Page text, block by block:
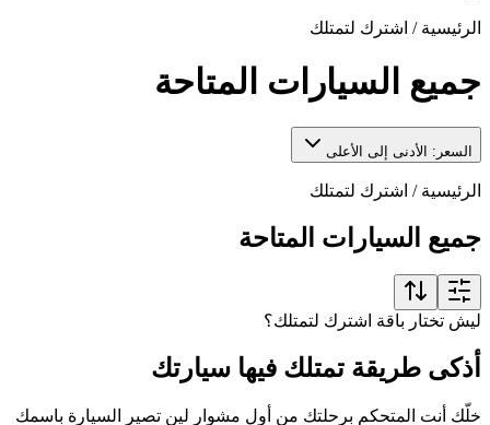
الرئيسية / اشترك لتمتلك
جميع السيارات المتاحة
السعر: الأدنى إلى الأعلى
الرئيسية / اشترك لتمتلك
جميع السيارات المتاحة
ليش تختار باقة اشترك لتمتلك؟
أذكى طريقة تمتلك فيها سيارتك
خلّك أنت المتحكم برحلتك من أول مشوار لين تصير السيارة باسمك